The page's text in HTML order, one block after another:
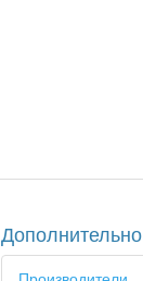
Дополнительно